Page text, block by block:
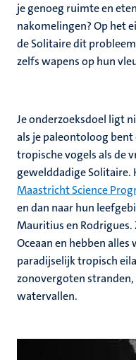
je genoeg ruimte en
nakomelingen? Op het
de Solitaire dit
zelfs wapens op hun
Je onderzoeksdoel ligt
als je paleontoloog
tropische vogels als de
gewelddadige
Maastricht Science
en dan naar hun
Mauritius en Rodrigues.
Oceaan en hebben
paradijselijk tropisch
zonovergoten
watervallen.